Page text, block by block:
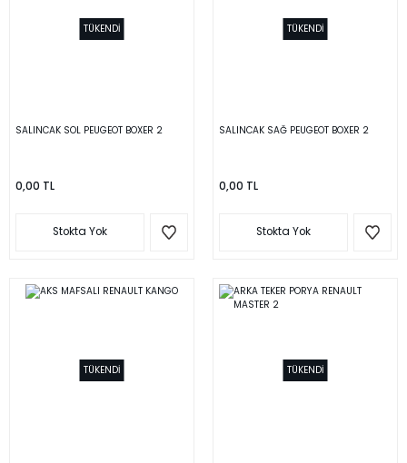
TÜKENDİ
SALINCAK SOL PEUGEOT BOXER 2
0,00 TL
Stokta Yok
TÜKENDİ
SALINCAK SAĞ PEUGEOT BOXER 2
0,00 TL
Stokta Yok
TÜKENDİ TÜKENDİ